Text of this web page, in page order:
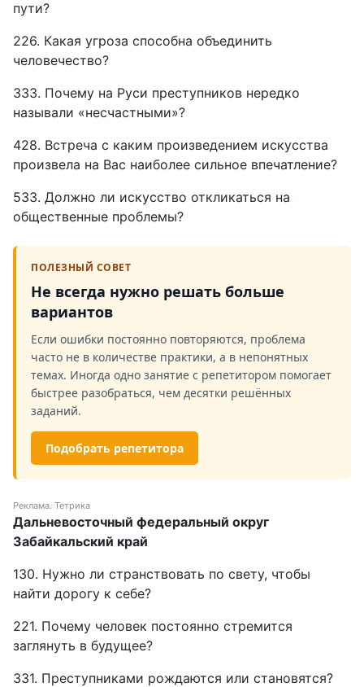
пути?
226. Какая угроза способна объединить
человечество?
333. Почему на Руси преступников нередко
называли «несчастными»?
428. Встреча с каким произведением искусства
произвела на Вас наиболее сильное впечатление?
533. Должно ли искусство откликаться на
общественные проблемы?
ПОЛЕЗНЫЙ СОВЕТ
Не всегда нужно решать больше
вариантов
Если ошибки постоянно повторяются, проблема
часто не в количестве практики, а в непонятных
темах. Иногда одно занятие с репетитором помогает
быстрее разобраться, чем десятки решённых
заданий.
Подобрать репетитора
Реклама. Тетрика
Дальневосточный федеральный округ
Забайкальский край
130. Нужно ли странствовать по свету, чтобы
найти дорогу к себе?
221. Почему человек постоянно стремится
заглянуть в будущее?
331. Преступниками рождаются или становятся?